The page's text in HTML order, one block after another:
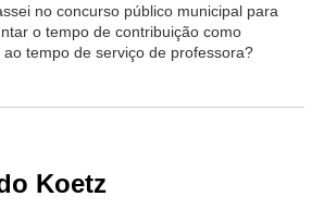
no concurso público municipal para
o tempo de contribuição como
tempo de serviço de professora?
Koetz